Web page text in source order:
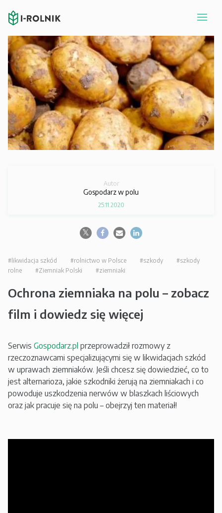
Autor
Gospodarz w polu
25.11.2020
#likwidacja szkód #rolnictwo w Polsce #szkody
#szkody
rolne
#Ziemniak Polski #ziemniaki
Ochrona ziemniaka na polu – zobacz
film i dowiedz się więcej
Serwis Gospodarz.pl przeprowadził rozmowy z
rzeczoznawcami specjalizującymi się w likwidacjach szkód
w uprawach ziemniaków. Jeśli chcesz się dowiedzieć, co to
jest alternarioza, jakie szkodniki żerują na ziemniakach i co
powoduje uszkodzenia nerwów w blaszkach liściowych
oraz jak pracuje się na polu – obejrzyj ten materiał!